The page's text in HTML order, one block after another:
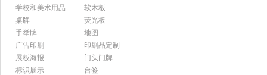
学校和美术用品
软木板
桌牌
荧光板
手举牌
地图
广告印刷
印刷品定制
展板海报
门头门牌
标识展示
台签